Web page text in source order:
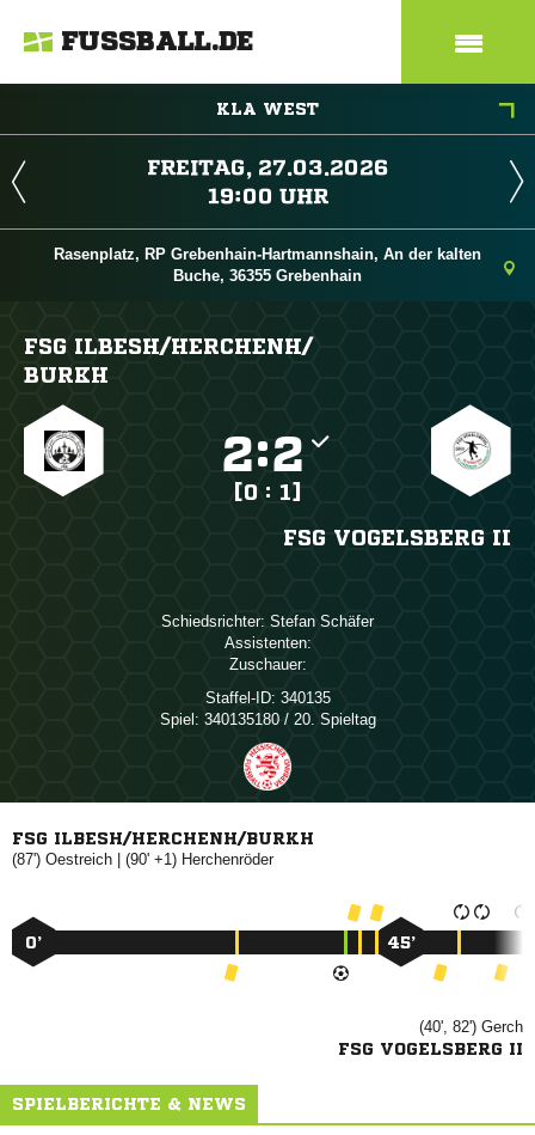
FUSSBALL.DE
KLA WEST
 
 
Rasenplatz, RP Grebenhain-Hartmannshain, An der kalten
Buche, 36355 Grebenhain
FSG ILBESH/​HERCHENH/​
BURKH
:
[0 : 1]
FSG VOGELSBERG II
Schiedsrichter:  
Assistenten:
Zuschauer:
Staffel-ID: 340135
Spiel: 340135180 / 20. Spieltag
FSG ILBESH/HERCHENH/BURKH
(87')  | (90' +1) 
0’ 45’
(40', 82') 
FSG VOGELSBERG II
SPIELBERICHTE & NEWS